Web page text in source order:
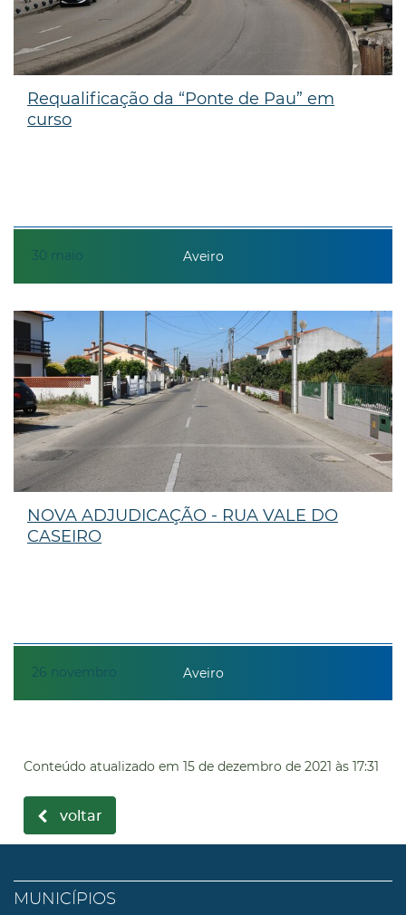
30 maio
Requalificação da “Ponte de Pau” em
curso
Aveiro
26 novembro
NOVA ADJUDICAÇÃO - RUA VALE DO
CASEIRO
Aveiro
Conteúdo atualizado em 15 de dezembro de 2021 às 17:31
voltar
MUNICÍPIOS